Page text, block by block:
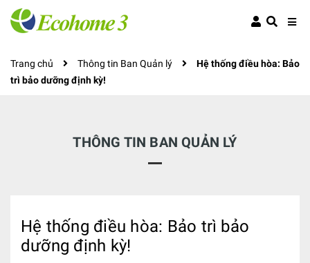
Trang chủ Thông tin Ban Quản lý
Hệ thống điều hòa: Bảo
trì bảo dưỡng định kỳ!
THÔNG TIN BAN QUẢN LÝ
Hệ thống điều hòa: Bảo trì bảo
dưỡng định kỳ!